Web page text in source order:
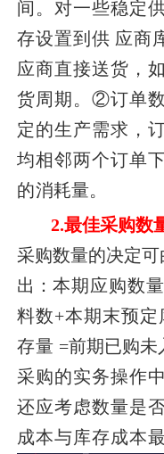
间。对一些稳定
存设置到供 应商
应商直接送货，
货周期。②订单
定的生产需求，
均相邻两个订单
的消耗量。
2.最佳采购数
采购数量的决定
出：本期应购数
料数+本期末预
存量 =前期已购未
采购的实务操作
还应考虑数量是
成本与库存成本